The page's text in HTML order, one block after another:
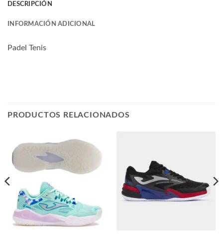
DESCRIPCIÓN
INFORMACIÓN ADICIONAL
Padel Tenis
PRODUCTOS RELACIONADOS